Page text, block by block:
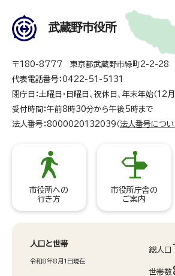
武蔵野市役所
〒180-8777 東京都武蔵野市緑町2-2-28
代表電話番号：0422-51-5131
閉庁日：土曜日・日曜日、祝休日、年末年始（12
受付時間：午前8時30分から午後5時まで
法人番号：8000020132039（ 法人番号につい
市役所への
行き方
市役所庁舎の
ご案内
人口と世帯
令和8年8月1日現在
総人口
世帯数